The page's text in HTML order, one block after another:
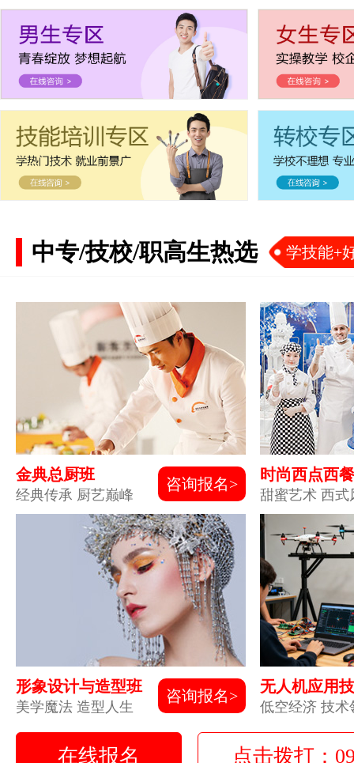
中专/技校/职高生热选 学技能+
金典总厨班
经典传承 厨艺巅峰
咨询报名>
时尚西点西
甜蜜艺术 西式
形象设计与造型班
美学魔法 造型人生
咨询报名>
无人机应用
低空经济 技术
在线报名 点击拨打：